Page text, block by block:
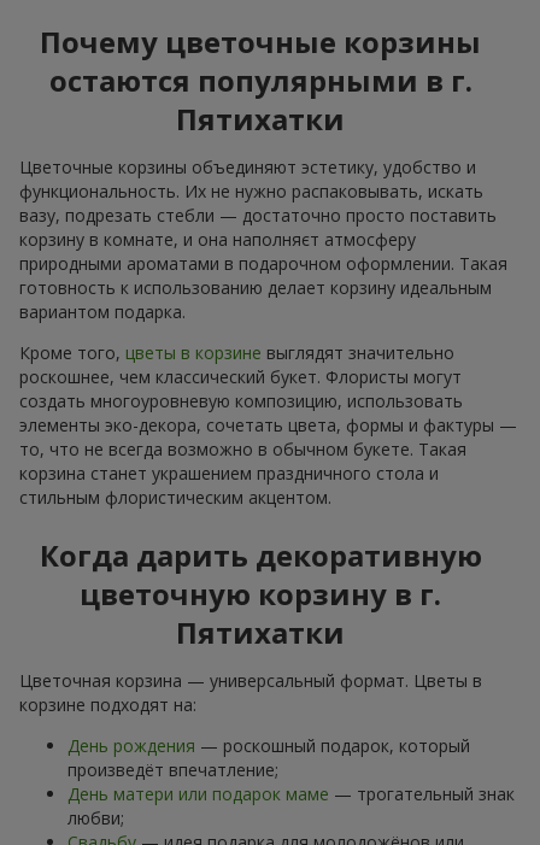
Почему цветочные корзины
остаются популярными в г.
Пятихатки
Цветочные корзины объединяют эстетику, удобство и
функциональность. Их не нужно распаковывать, искать
вазу, подрезать стебли — достаточно просто поставить
корзину в комнате, и она наполняєт атмосферу
природными ароматами в подарочном оформлении. Такая
готовность к использованию делает корзину идеальным
вариантом подарка.
Кроме того, цветы в корзине выглядят значительно
роскошнее, чем классический букет. Флористы могут
создать многоуровневую композицию, использовать
элементы эко-декора, сочетать цвета, формы и фактуры —
то, что не всегда возможно в обычном букете. Такая
корзина станет украшением праздничного стола и
стильным флористическим акцентом.
Когда дарить декоративную
цветочную корзину в г.
Пятихатки
Цветочная корзина — универсальный формат. Цветы в
корзине подходят на:
День рождения — роскошный подарок, который
произведёт впечатление;
День матери или подарок маме — трогательный знак
любви;